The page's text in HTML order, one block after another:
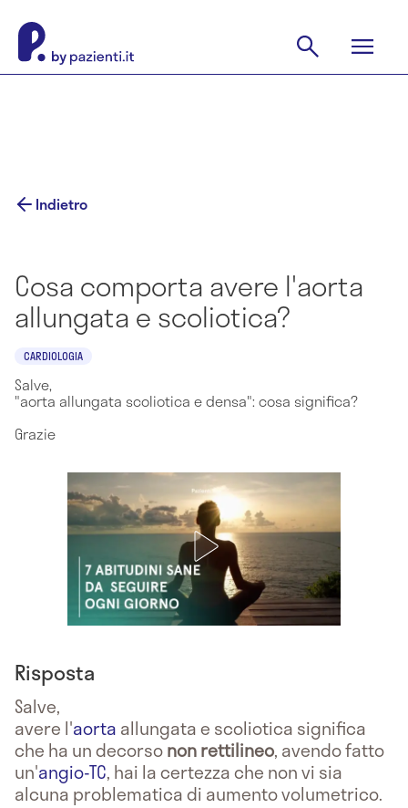
Indietro
Cosa comporta avere l'aorta
allungata e scoliotica?
CARDIOLOGIA
Salve,
"aorta allungata scoliotica e densa": cosa significa?
Grazie
Risposta
Salve,
avere l'aorta allungata e scoliotica significa
che ha un decorsonon rettilineo, avendo fatto
un'angio-TC, hai la certezza che non vi sia
alcuna problematica di aumento volumetrico.